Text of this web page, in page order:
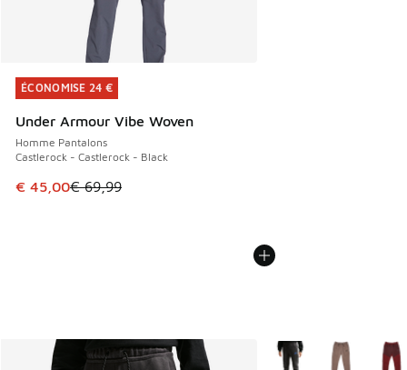
ÉCONOMISE 24 €
Under Armour Vibe Woven
Homme Pantalons
Castlerock - Castlerock - Black
Cet article est en promotion. Prix en baisse de € 69,99 à
€ 45,00€ 69,99
ÉCONOMISE 24 €
Plus de couleurs